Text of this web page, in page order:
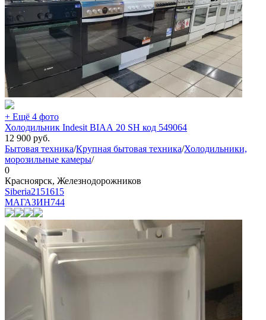
+ Ещё 4 фото
Холодильник Indesit BIAA 20 SH код 549064
12 900 руб.
Бытовая техника/Крупная бытовая техника/Холодильники,
морозильные камеры/
0
Красноярск, Железнодорожников
Siberia2151615
МАГАЗИН744